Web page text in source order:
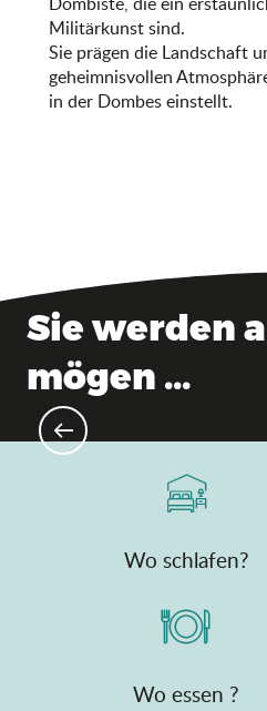
Militärkunst sind.
Sie prägen die Landschaft
geheimnisvollen
in der Dombes einstellt.
Sie werden
mögen ...
Wo schlafen?
Wo essen ?